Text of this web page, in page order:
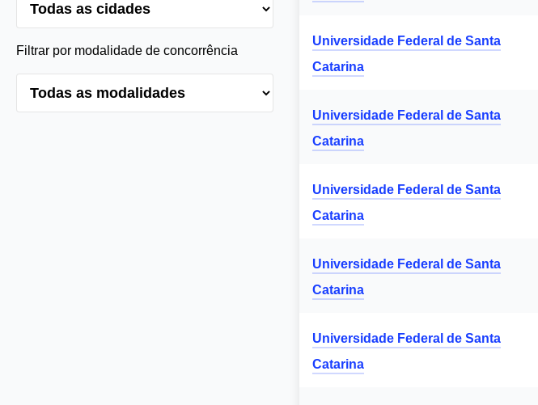
Filtrar por modalidade de concorrência
Universidade Federal de Santa
Catarina
Universidade Federal de Santa
Catarina
Universidade Federal de Santa
Catarina
Universidade Federal de Santa
Catarina
Universidade Federal de Santa
Catarina